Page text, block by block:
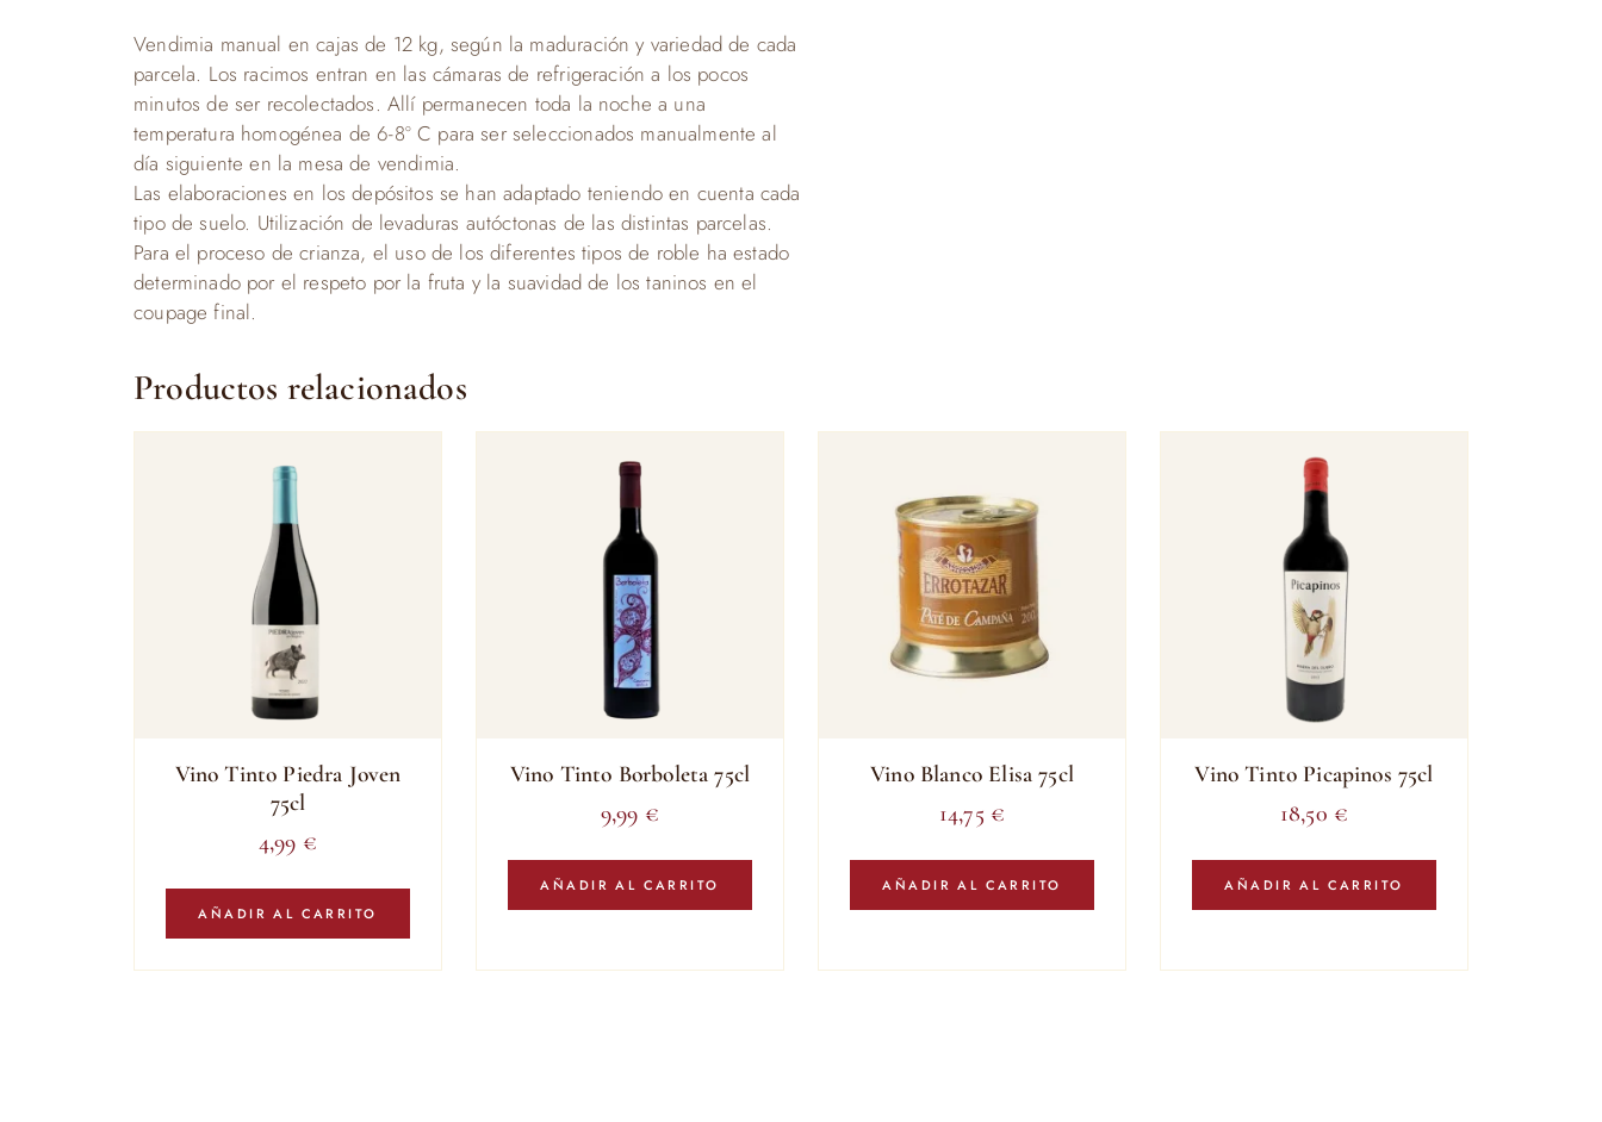
Vendimia manual en cajas de 12 kg, según la maduración y variedad de cada
parcela. Los racimos entran en las cámaras de refrigeración a los pocos
minutos de ser recolectados. Allí permanecen toda la noche a una
temperatura homogénea de 6-8º C para ser seleccionados manualmente al
día siguiente en la mesa de vendimia.
Las elaboraciones en los depósitos se han adaptado teniendo en cuenta cada
tipo de suelo. Utilización de levaduras autóctonas de las distintas parcelas.
Para el proceso de crianza, el uso de los diferentes tipos de roble ha estado
determinado por el respeto por la fruta y la suavidad de los taninos en el
coupage final.
Productos relacionados
Vino Tinto Piedra Joven
75cl
4,99 €
AÑADIR AL CARRITO
Vino Tinto Borboleta 75cl
9,99 €
AÑADIR AL CARRITO
Vino Blanco Elisa 75cl
14,75 €
AÑADIR AL CARRITO
Vino Tinto Picapinos 75cl
18,50 €
AÑADIR AL CARRITO